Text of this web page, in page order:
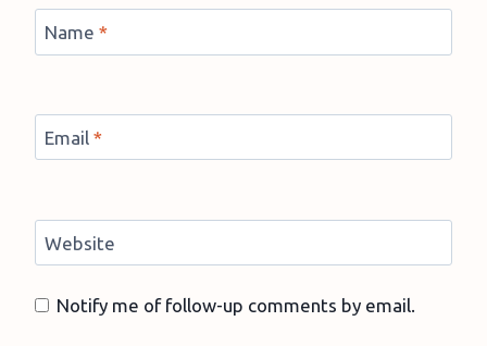
Name *
Email *
Website
Notify me of follow-up comments by email.